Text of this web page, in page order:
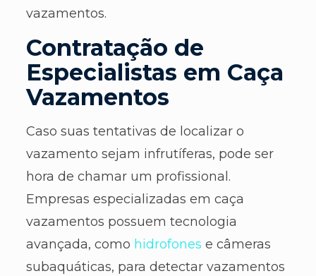
vazamentos.
Contratação de
Especialistas em Caça
Vazamentos
Caso suas tentativas de localizar o
vazamento sejam infrutíferas, pode ser
hora de chamar um profissional.
Empresas especializadas em caça
vazamentos possuem tecnologia
avançada, como hidrofones e câmeras
subaquáticas, para detectar vazamentos